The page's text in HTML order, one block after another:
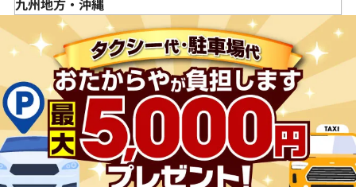
栃木県
群馬県
長野県
岐阜県
静岡県
愛知県
兵庫県
奈良県
和歌山県
広島県
山口県
愛媛県
佐賀県
長崎県
熊本県
大分県
宮崎県
鹿児島県